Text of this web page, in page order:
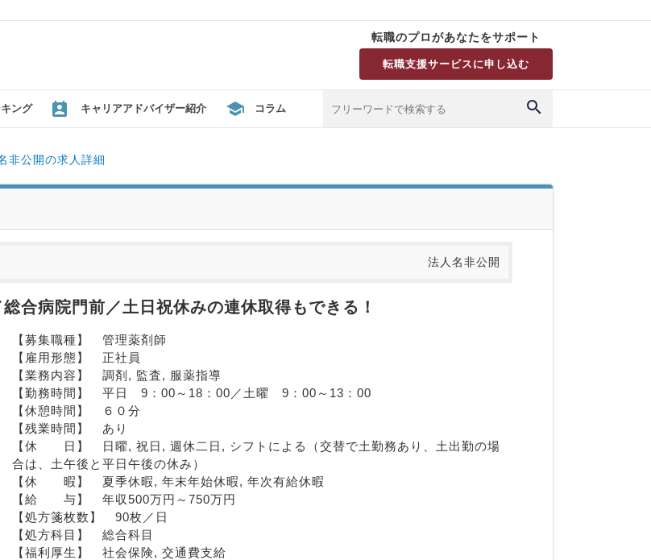
転職のプロがあなたをサポート
転職支援サービスに申し込む
ング キャリアアドバイザー紹介 コラム
非公開の求人詳細
法人名非公開
合病院門前／土日祝休みの連休取得もできる！
【募集職種】　管理薬剤師
【雇用形態】　正社員
【業務内容】　調剤, 監査, 服薬指導
【勤務時間】　平日　9：00～18：00／土曜　9：00～13：00
【休憩時間】　６０分
【残業時間】　あり
【休　　日】　日曜, 祝日, 週休二日, シフトによる（交替で土勤務あり、土出勤の場
合は、土午後と平日午後の休み）
【休　　暇】　夏季休暇, 年末年始休暇, 年次有給休暇
【給　　与】　年収500万円～750万円
【処方箋枚数】　90枚／日
【処方科目】　総合科目
【福利厚生】　社会保険, 交通費支給